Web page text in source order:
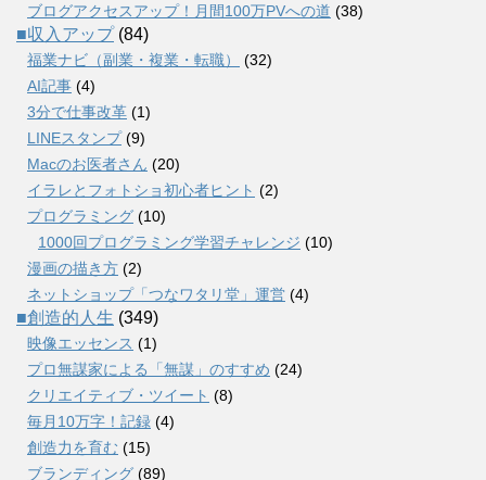
ブログアクセスアップ！月間100万PVへの道 (38)
■収入アップ(84)
福業ナビ（副業・複業・転職）
(32)
AI記事 (4)
3分で仕事改革 (1)
LINEスタンプ(9)
Macのお医者さん (20)
イラレとフォトショ初心者ヒント (2)
プログラミング (10)
1000回プログラミング学習チャレンジ (10)
漫画の描き方 (2)
ネットショップ「つなワタリ堂」運営 (4)
■創造的人生 (349)
映像エッセンス (1)
プロ無謀家による「無謀」のすすめ (24)
クリエイティブ・ツイート (8)
毎月10万字！記録 (4)
創造力を育む (15)
ブランディング (89)